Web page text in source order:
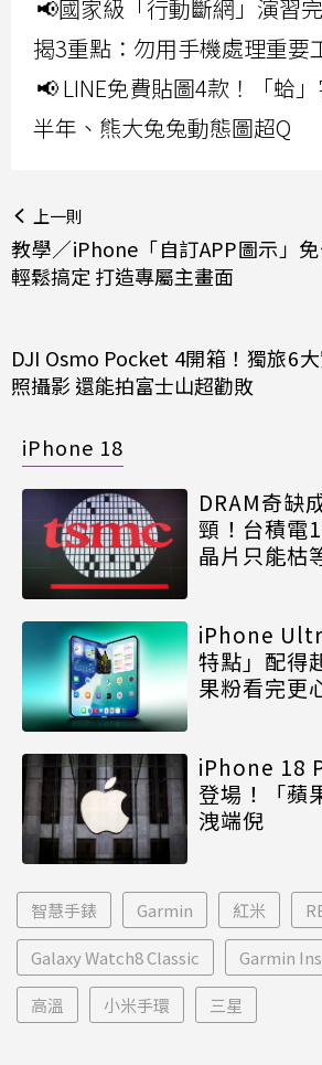
📢國家級「行動斷網」演習
揭3重點：勿用手機處理重要
📢 LINE免費貼圖4款！「蛤
半年、熊大兔兔動態圖超Q
上一則
教學／iPhone「自訂APP圖示」
輕鬆搞定 打造專屬主畫面
DJI Osmo Pocket 4開箱！獨旅6
照攝影 還能拍富士山超勸敗
iPhone 18
DRAM奇缺
頸！台積電
晶片只能枯
iPhone
特點」配得
果粉看完更
iPhone 18
登場！「蘋
洩端倪
智慧手錶 Garmin 紅米
Galaxy Watch8 Classic Garmin
高溫 小米手環 三星